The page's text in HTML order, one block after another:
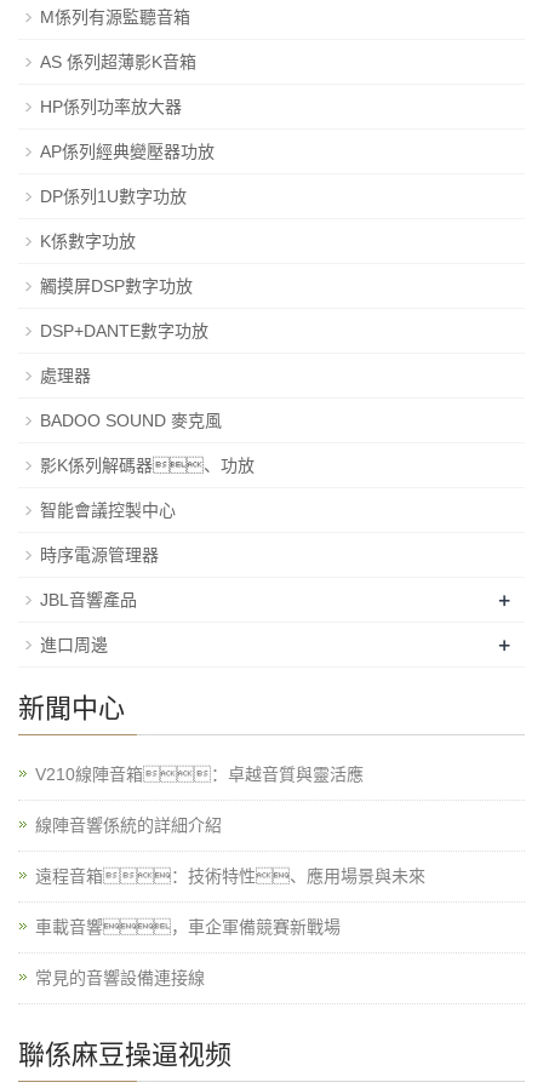
M係列有源監聽音箱
AS 係列超薄影K音箱
HP係列功率放大器
AP係列經典變壓器功放
DP係列1U數字功放
K係數字功放
觸摸屏DSP數字功放
DSP+DANTE數字功放
處理器
BADOO SOUND 麥克風
影K係列解碼器、功放
智能會議控製中心
時序電源管理器
JBL音響產品 +
進口周邊 +
新聞中心
V210線陣音箱：卓越音質與靈活應
線陣音響係統的詳細介紹
遠程音箱：技術特性、應用場景與未來
車載音響，車企軍備競賽新戰場
常見的音響設備連接線
聯係麻豆操逼视频